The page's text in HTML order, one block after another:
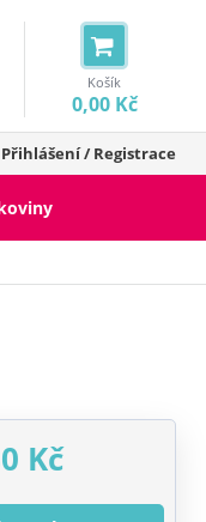
Košík
0,00 Kč
Přihlášení / Registrace
Kč